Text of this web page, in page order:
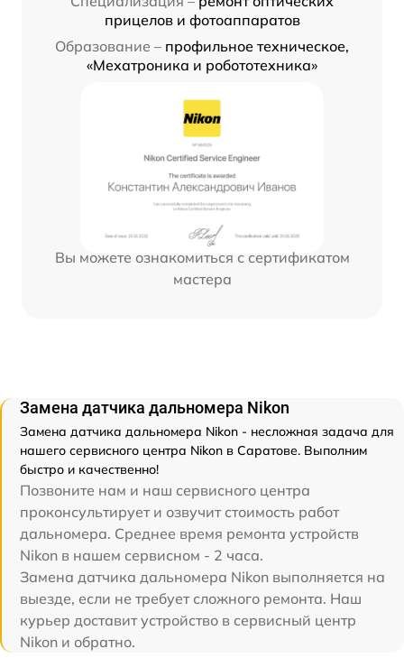
прицелов и фотоаппаратов
Образование – профильное техническое,
«Мехатроника и робототехника»
Вы можете ознакомиться с сертификатом
мастера
Замена датчика дальномера Nikon
Замена датчика дальномера Nikon - несложная задача для
нашего сервисного центра Nikon в Саратове. Выполним
быстро и качественно!
Позвоните нам и наш сервисного центра
проконсультирует и озвучит стоимость работ
дальномера. Среднее время ремонта устройств
Nikon в нашем сервисном - 2 часа.
Замена датчика дальномера Nikon выполняется на
выезде, если не требует сложного ремонта. Наш
курьер доставит устройство в сервисный центр
Nikon и обратно.